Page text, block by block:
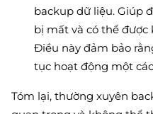
backup dữ liệu. Giúp
bị mất và có thể
Điều này đảm bảo
tục hoạt động một
Tóm lại, thường xuyên